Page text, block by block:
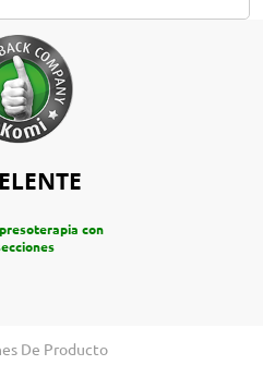
con
De Producto